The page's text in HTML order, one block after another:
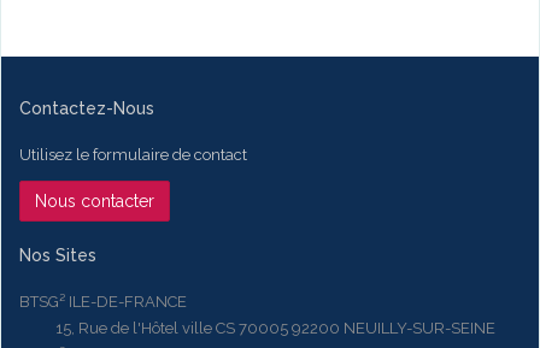
Contactez-Nous
Utilisez le formulaire de contact
Nous contacter
Nos Sites
BTSG² ILE-DE-FRANCE
15, Rue de l'Hôtel ville CS 70005 92200 NEUILLY-SUR-SEINE